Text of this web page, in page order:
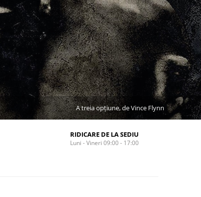
A treia opțiune, de Vince Flynn
RIDICARE DE LA SEDIU
Luni - Vineri 09:00 - 17:00